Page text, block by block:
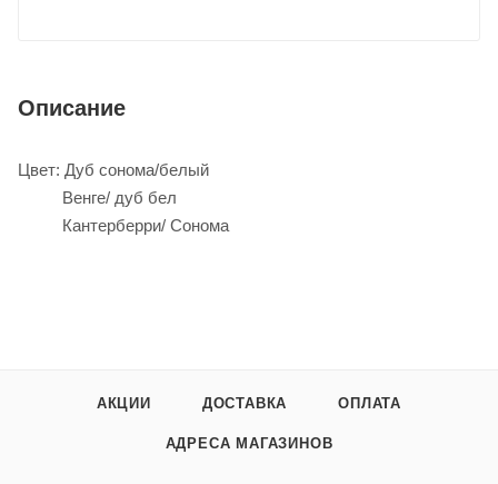
Описание
Цвет: Дуб сонома/белый
Венге/ дуб бел
Кантерберри/ Сонома
АКЦИИ ДОСТАВКА ОПЛАТА
АДРЕСА МАГАЗИНОВ